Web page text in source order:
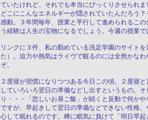
ていたけれど、それでも本当にびっくりさせられ
どこにこんなエネルギーが隠されていたんだろう
感動。３年間毎年、授業と平行して進められるこ
う経験は人生の宝物になるでしょう。今週の授業
リンクに３件、私の勤めている洗足学園のサイト
た）。迫力や熱気はライヴで観るのには全然かな
ぞ。
２度寝が習慣になりつつある今日この頃。２度寝
していろいろ翌日の準備などし出すというもの。
り・・・「悲しいお昼ご飯」が続くと反動で何か
ですが、早起きして翌日の準備などできない性格
心して眠れるのです。稀に眠気に負けて「明日早